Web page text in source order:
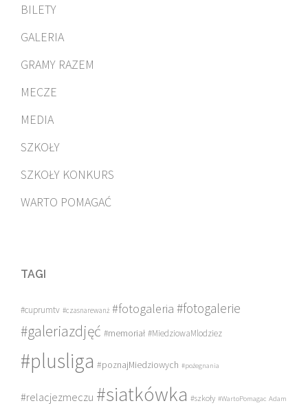
BILETY
GALERIA
GRAMY RAZEM
MECZE
MEDIA
SZKOŁY
SZKOŁY KONKURS
WARTO POMAGAĆ
TAGI
#cuprumtv #czasnarewanż #fotogaleria #fotogalerie
#galeriazdjęć #memoriał #MiedziowaMlodziez
#plusliga #poznajMiedziowych #pożegnania
#relacjezmeczu #siatkówka #szkoły #WartoPomagac Adam